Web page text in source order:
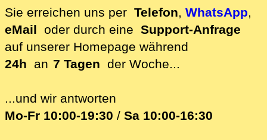
Standort
Sie erreichen uns per Telefon, WhatsApp,
eMail oder durch eine Support-Anfrage
auf unserer Homepage während
24h an 7 Tagen der Woche...
...und wir antworten
Mo-Fr 10:00-19:30 / Sa 10:00-16:30